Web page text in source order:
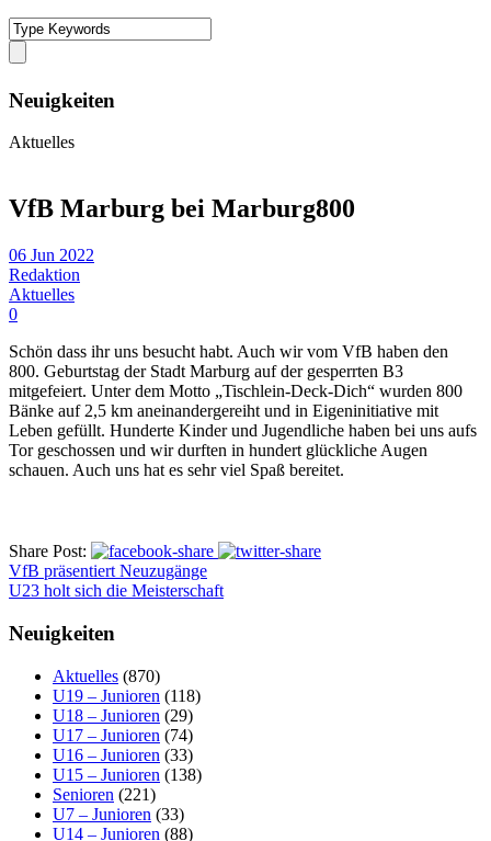
Neuigkeiten
Aktuelles
VfB Marburg bei Marburg800
06 Jun 2022
Redaktion
Aktuelles
0
Schön dass ihr uns besucht habt. Auch wir vom VfB haben den
800. Geburtstag der Stadt Marburg auf der gesperrten B3
mitgefeiert. Unter dem Motto „Tischlein-Deck-Dich“ wurden 800
Bänke auf 2,5 km aneinandergereiht und in Eigeninitiative mit
Leben gefüllt. Hunderte Kinder und Jugendliche haben bei uns aufs
Tor geschossen und wir durften in hundert glückliche Augen
schauen. Auch uns hat es sehr viel Spaß bereitet.
Share Post:
VfB präsentiert Neuzugänge
U23 holt sich die Meisterschaft
Neuigkeiten
Aktuelles (870)
U19 – Junioren (118)
U18 – Junioren (29)
U17 – Junioren (74)
U16 – Junioren (33)
U15 – Junioren (138)
Senioren (221)
U7 – Junioren (33)
U14 – Junioren (88)